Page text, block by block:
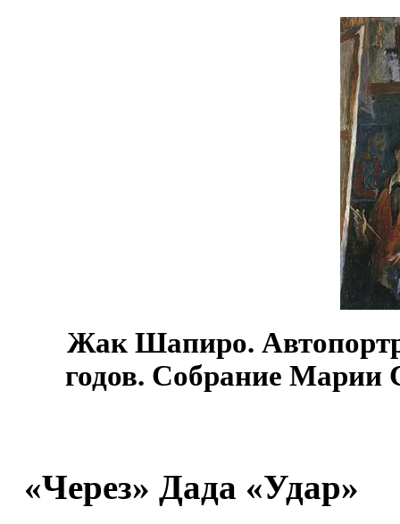
Жак Шапиро.
годов. Собрание Марии
«Через» Дада «Удар»